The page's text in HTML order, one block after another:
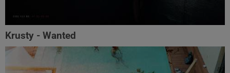
Krusty - Wanted